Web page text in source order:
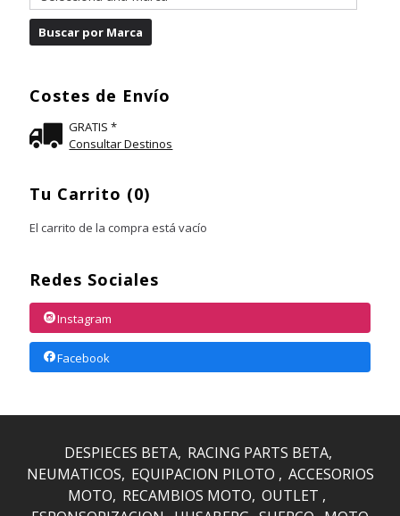
Costes de Envío
GRATIS *
Consultar Destinos
Tu Carrito (0)
El carrito de la compra está vacío
Redes Sociales
Instagram
Facebook
DESPIECES BETA RACING PARTS BETA
NEUMATICOS EQUIPACION PILOTO
ACCESORIOS
MOTO RECAMBIOS MOTO OUTLET